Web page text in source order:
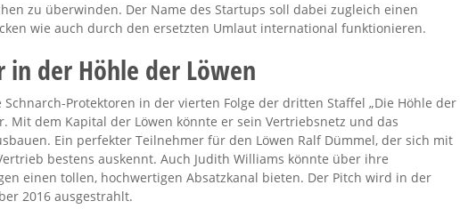
zu überwinden. Der Name des Startups soll dabei zugleich einen
wie auch durch den ersetzten Umlaut international funktionieren.
in der Höhle der Löwen
Protektoren in der vierten Folge der dritten Staffel „Die Höhle der
Mit dem Kapital der Löwen könnte er sein Vertriebsnetz und das
Ein perfekter Teilnehmer für den Löwen Ralf Dümmel, der sich mit
bestens auskennt. Auch Judith Williams könnte über ihre
einen tollen, hochwertigen Absatzkanal bieten. Der Pitch wird in der
2016 ausgestrahlt.